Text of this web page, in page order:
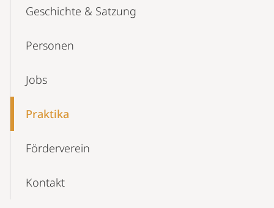
Geschichte & Satzung
Personen
Jobs
Praktika
Förderverein
Kontakt